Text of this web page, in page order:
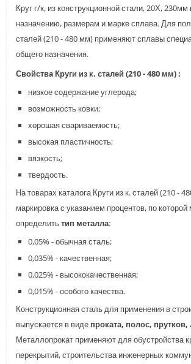
Круг г/к, из конструкционной стали, 20Х,
назначению, размерам и марке сплава. Для
сталей (210 - 480 мм) применяют сплавы
общего назначения.
Свойства Круги из к. сталей (210 - 480 мм) :
низкое содержание углерода;
возможность ковки;
хорошая свариваемость;
высокая пластичность;
вязкость;
твердость.
На товарах каталога Круги из к. сталей (210 -
маркировка с указанием процентов, по
определитьтип металла:
0,05% - обычная сталь;
0,035% - качественная;
0,025% - высококачественная;
0,015% - особого качества.
Конструкционная сталь для применения в
выпускается в виде проката, полос, прутков,
Металлопрокат применяют для обустройства
перекрытий, строительства инженерных